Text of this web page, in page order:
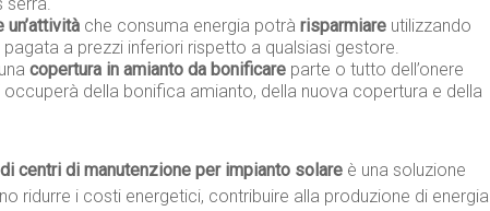
che consuma energia potrà risparmiare utilizzando
a prezzi inferiori rispetto a qualsiasi gestore.
copertura in amianto da bonificare parte o tutto dell’onere
della bonifica amianto, della nuova copertura e della
centri di manutenzione per impianto solare è una soluzione
ridurre i costi energetici, contribuire alla produzione di energia